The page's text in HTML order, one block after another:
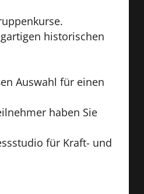
historischen
Auswahl für einen
haben Sie
für Kraft- und